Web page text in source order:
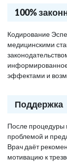
100%
Кодирование
медицинскими
эффектами и
Поддержка
После процедуры
проблемой и
Врач даёт
мотивацию к